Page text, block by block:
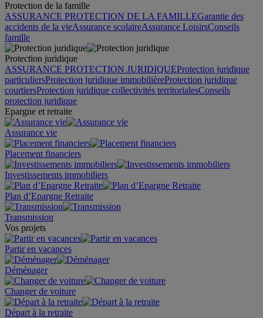
Protection de la famille
ASSURANCE PROTECTION DE LA FAMILLEGarantie des
accidents de la vieAssurance scolaireAssurance LoisirsConseils
famille
Protection juridique
ASSURANCE PROTECTION JURIDIQUEProtection juridique
particuliersProtection juridique immobilièreProtection juridique
courtiersProtection juridique collectivités territorialesConseils
protection juridique
Epargne et retraite
Assurance vie
Placement financiers
Investissements immobiliers
Plan d’Epargne Retraite
Transmission
Vos projets
Partir en vacances
Déménager
Changer de voiture
Départ à la retraite